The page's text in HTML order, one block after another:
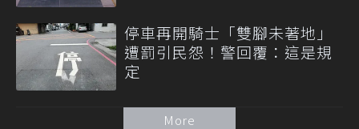
停車再開騎士「雙腳未著地」
遭罰引民怨！警回覆：這是規
定
More